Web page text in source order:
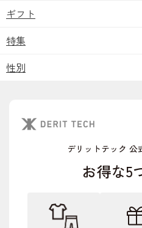
ギフト
特集
性別
デリットテック 公
お得な5